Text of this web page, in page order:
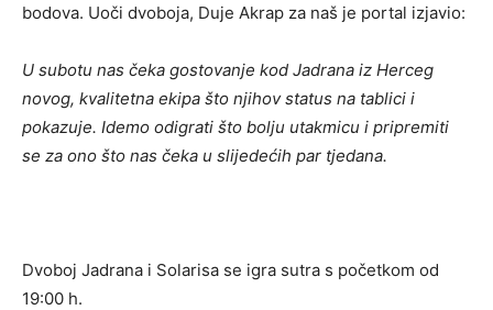
bodova. Uoči dvoboja, Duje Akrap za naš je portal izjavio:
U subotu nas čeka gostovanje kod Jadrana iz Herceg
novog, kvalitetna ekipa što njihov status na tablici i
pokazuje. Idemo odigrati što bolju utakmicu i pripremiti
se za ono što nas čeka u slijedećih par tjedana.
Dvoboj Jadrana i Solarisa se igra sutra s početkom od
19:00 h.